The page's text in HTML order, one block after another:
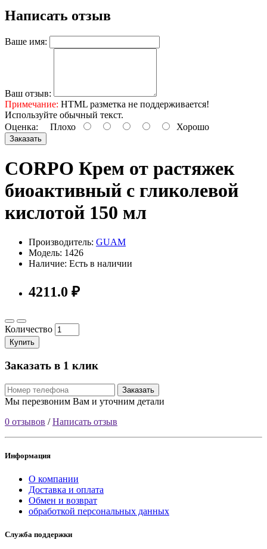
Написать отзыв
Ваше имя:
Ваш отзыв:
Примечание: HTML разметка не поддерживается!
Используйте обычный текст.
Оценка: Плохо Хорошо
Заказать
CORPO Крем от растяжек
биоактивный с гликолевой
кислотой 150 мл
Производитель: GUAM
Модель: 1426
Наличие: Есть в наличии
4211.0 ₽
Количество
Купить
Заказать в 1 клик
Заказать
Мы перезвоним Вам и уточним детали
0 отзывов /Написать отзыв
Информация
О компании
Доставка и оплата
Обмен и возврат
обработкой персональных данных
Служба поддержки